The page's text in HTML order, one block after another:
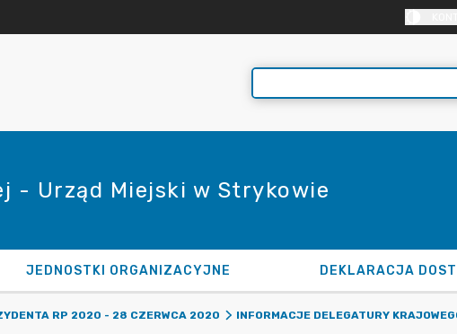
- Urząd Miejski w Strykowie
JEDNOSTKI ORGANIZACYJNE DEKLARACJA
RP 2020 - 28 CZERWCA 2020
INFORMACJE DELEGATURY